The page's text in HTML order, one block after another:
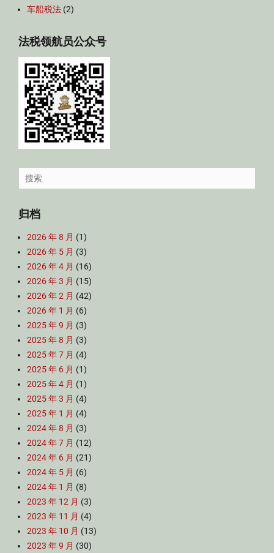
车船税法 (2)
法税领航员公众号
Search
for:
归档
2026 年 8 月 (1)
2026 年 5 月 (3)
2026 年 4 月 (16)
2026 年 3 月 (15)
2026 年 2 月 (42)
2026 年 1 月 (6)
2025 年 9 月 (3)
2025 年 8 月 (3)
2025 年 7 月 (4)
2025 年 6 月 (1)
2025 年 4 月 (1)
2025 年 3 月 (4)
2025 年 1 月 (4)
2024 年 8 月 (3)
2024 年 7 月 (12)
2024 年 6 月 (21)
2024 年 5 月 (6)
2024 年 1 月 (8)
2023 年 12 月 (3)
2023 年 11 月 (4)
2023 年 10 月 (13)
2023 年 9 月 (30)